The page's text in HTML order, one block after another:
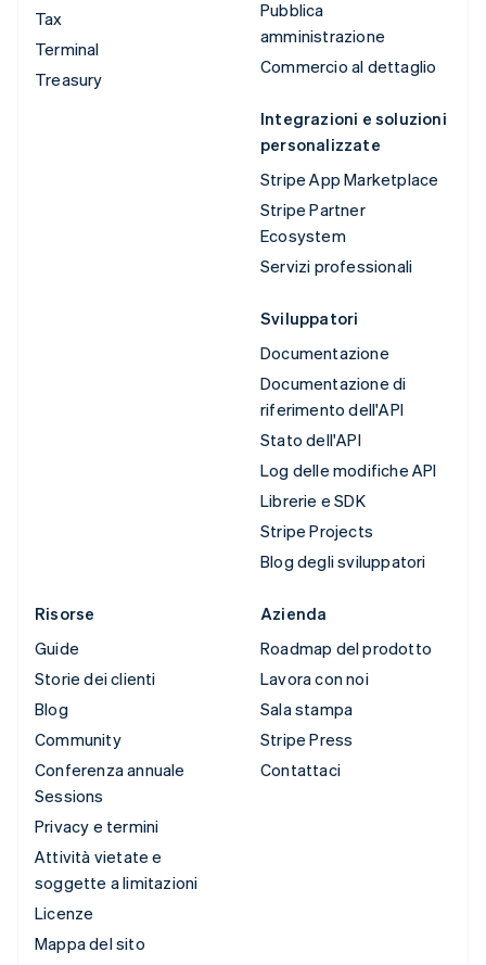
Tax
Terminal
Treasury
Pubblica
amministrazione
Commercio al dettaglio
Integrazioni e soluzioni
personalizzate
Stripe App Marketplace
Stripe Partner
Ecosystem
Servizi professionali
Sviluppatori
Documentazione
Documentazione di
riferimento dell'API
Stato dell'API
Log delle modifiche API
Librerie e SDK
Stripe Projects
Blog degli sviluppatori
Risorse
Guide
Storie dei clienti
Blog
Community
Conferenza annuale
Sessions
Privacy e termini
Attività vietate e
soggette a limitazioni
Licenze
Mappa del sito
Azienda
Roadmap del prodotto
Lavora con noi
Sala stampa
Stripe Press
Contattaci